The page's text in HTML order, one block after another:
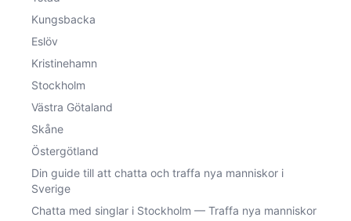
Kungsbacka
Eslöv
Kristinehamn
Stockholm
Västra Götaland
Skåne
Östergötland
Din guide till att chatta och traffa nya manniskor i
Sverige
Chatta med singlar i Stockholm — Traffa nya manniskor